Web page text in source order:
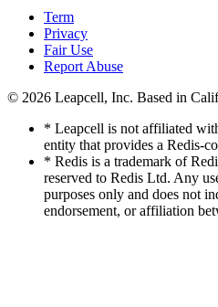
Term
Privacy
Fair Use
Report Abuse
© 2026 Leapcell, Inc. Based in
* Leapcell is not affiliated
entity that provides a Redis-
* Redis is a trademark of
reserved to Redis Ltd. Any
purposes only and does not
endorsement, or affiliation